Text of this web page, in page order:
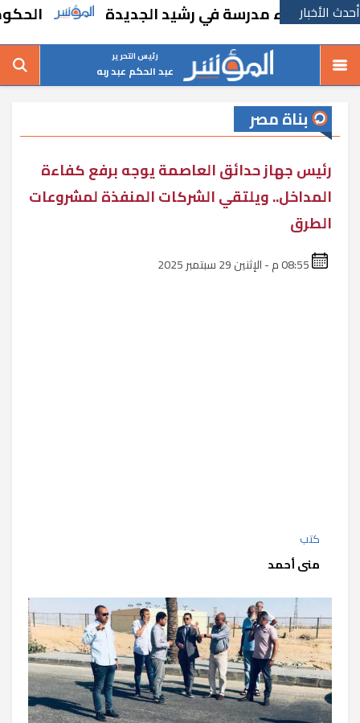
أحدث الأخبار
بإنشاء مدرسة في رشيد الجديدة الحكومة
رئيس التحرير
عبد الحكم عبد ربه
بناة مصر
رئيس جهاز حدائق العاصمة يوجه برفع كفاءة
المداخل.. ويلتقي الشركات المنفذة لمشروعات
الطرق
كتب
منى أحمد